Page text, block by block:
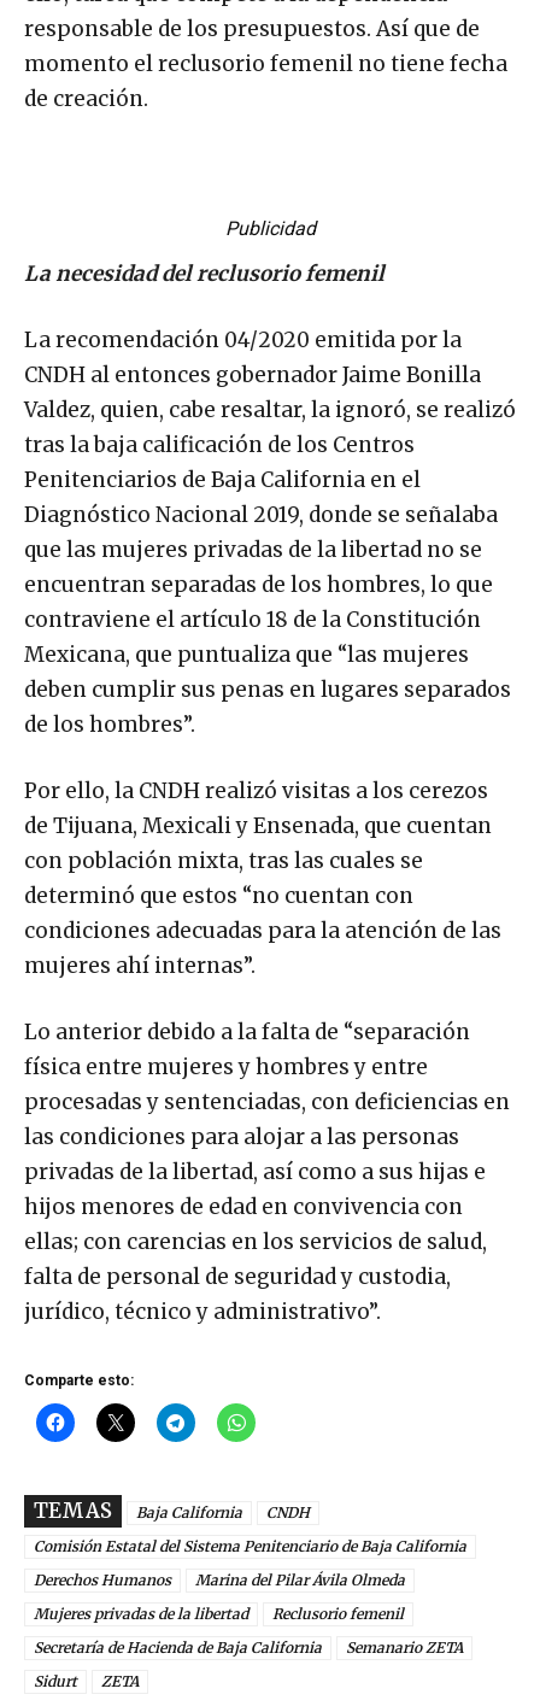
responsable de los presupuestos. Así que de
momento el reclusorio femenil no tiene fecha
de creación.
Publicidad
La necesidad del reclusorio femenil
La recomendación 04/2020 emitida por la
CNDH al entonces gobernador Jaime Bonilla
Valdez, quien, cabe resaltar, la ignoró, se realizó
tras la baja calificación de los Centros
Penitenciarios de Baja California en el
Diagnóstico Nacional 2019, donde se señalaba
que las mujeres privadas de la libertad no se
encuentran separadas de los hombres, lo que
contraviene el artículo 18 de la Constitución
Mexicana, que puntualiza que “las mujeres
deben cumplir sus penas en lugares separados
de los hombres”.
Por ello, la CNDH realizó visitas a los cerezos
de Tijuana, Mexicali y Ensenada, que cuentan
con población mixta, tras las cuales se
determinó que estos “no cuentan con
condiciones adecuadas para la atención de las
mujeres ahí internas”.
Lo anterior debido a la falta de “separación
física entre mujeres y hombres y entre
procesadas y sentenciadas, con deficiencias en
las condiciones para alojar a las personas
privadas de la libertad, así como a sus hijas e
hijos menores de edad en convivencia con
ellas; con carencias en los servicios de salud,
falta de personal de seguridad y custodia,
jurídico, técnico y administrativo”.
Comparte esto:
TEMAS Baja California
CNDH
Comisión Estatal del Sistema Penitenciario de Baja California
Derechos Humanos
Marina del Pilar Ávila Olmeda
Mujeres privadas de la libertad
Reclusorio femenil
Secretaría de Hacienda de Baja California
Semanario ZETA
Sidurt
ZETA